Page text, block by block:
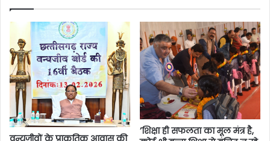
वन्यजीवों के प्राकृतिक आवास की
’शिक्षा ही सफलता का मूल मंत्र है,